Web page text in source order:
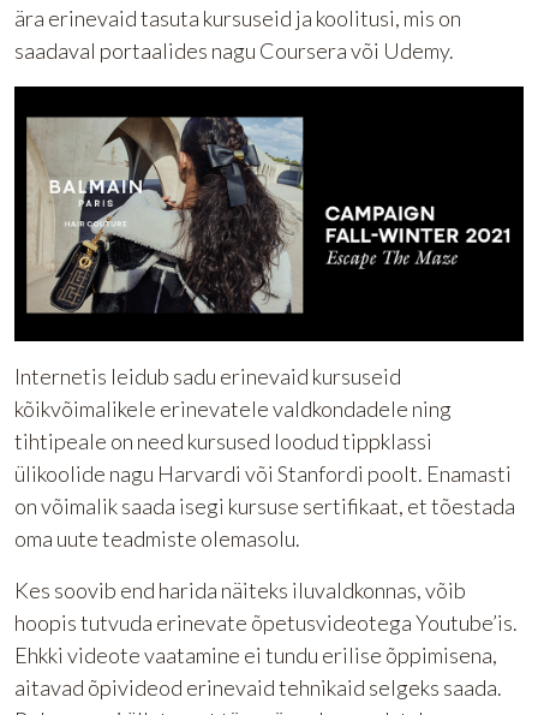
ära erinevaid tasuta kursuseid ja koolitusi, mis on
saadaval portaalides nagu Coursera või Udemy.
Internetis leidub sadu erinevaid kursuseid
kõikvõimalikele erinevatele valdkondadele ning
tihtipeale on need kursused loodud tippklassi
ülikoolide nagu Harvardi või Stanfordi poolt. Enamasti
on võimalik saada isegi kursuse sertifikaat, et tõestada
oma uute teadmiste olemasolu.
Kes soovib end harida näiteks iluvaldkonnas, võib
hoopis tutvuda erinevate õpetusvideotega Youtube’is.
Ehkki videote vaatamine ei tundu erilise õppimisena,
aitavad õpivideod erinevaid tehnikaid selgeks saada.